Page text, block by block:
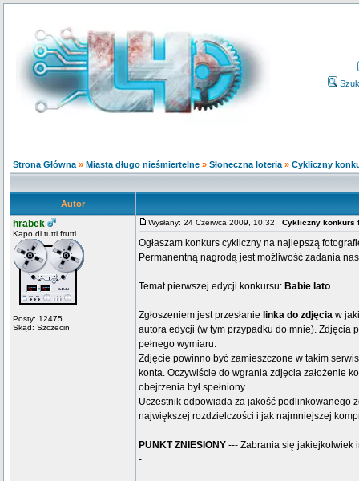
Strona Główna » Miasta długo nieśmiertelne » Słoneczna loteria » Cykliczny
Autor
hrabek
Kapo di tutti frutti
Posty: 12475
Skąd: Szczecin
Wysłany: 24 Czerwca 2009, 10:32 Cykliczny konkurs
Ogłaszam konkurs cykliczny na najlepszą
Permanentną nagrodą jest możliwość zadania
Temat pierwszej edycji konkursu: Babie lato.
Zgłoszeniem jest przesłanie linka do zdjęcia w
autora edycji (w tym przypadku do mnie). Zdjęcia
pełnego wymiaru.
Zdjęcie powinno być zamieszczone w takim
konta. Oczywiście do wgrania zdjęcia założenie
obejrzenia był spełniony.
Uczestnik odpowiada za jakość podlinkowanego
największej rozdzielczości i jak najmniejszej
PUNKT ZNIESIONY --- Zabrania się jakiejkolwiek
-